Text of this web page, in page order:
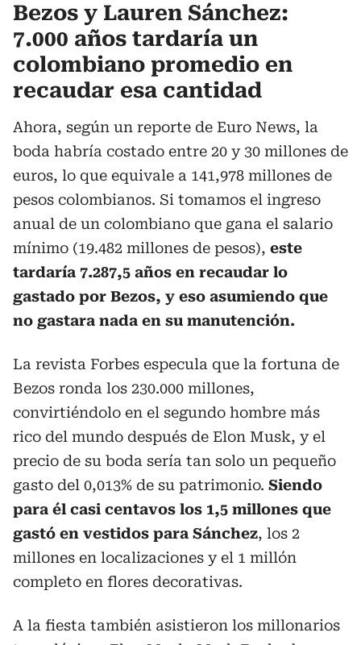
Bezos y Lauren Sánchez:
7.000 años tardaría un
colombiano promedio en
recaudar esa cantidad
Ahora, según un reporte de Euro News, la
boda habría costado entre 20 y 30 millones de
euros, lo que equivale a 141,978 millones de
pesos colombianos. Si tomamos el ingreso
anual de un colombiano que gana el salario
mínimo (19.482 millones de pesos), este
tardaría 7.287,5 años en recaudar lo
gastado por Bezos, y eso asumiendo que
no gastara nada en su manutención.
La revista Forbes especula que la fortuna de
Bezos ronda los 230.000 millones,
convirtiéndolo en el segundo hombre más
rico del mundo después de Elon Musk, y el
precio de su boda sería tan solo un pequeño
gasto del 0,013% de su patrimonio. Siendo
para él casi centavos los 1,5 millones que
gastó en vestidos para Sánchez, los 2
millones en localizaciones y el 1 millón
completo en flores decorativas.
A la fiesta también asistieron los millonarios